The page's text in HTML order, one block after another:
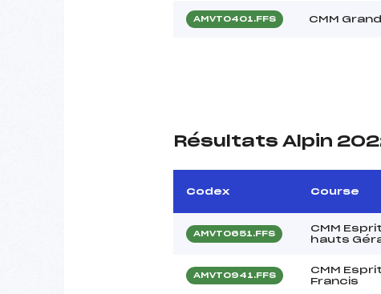
AMVT0401.FFS CMM
Résultats Alpin
Codex Course
AMVT0651.FFS
CMM
hauts
AMVT0941.FFS
CMM
Francis